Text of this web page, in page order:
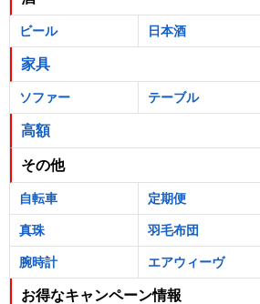
ビール 日本酒
家具
ソファー テーブル
高額
その他
自転車 定期便
真珠 羽毛布団
腕時計 エアウィーヴ
お得なキャンペーン情報